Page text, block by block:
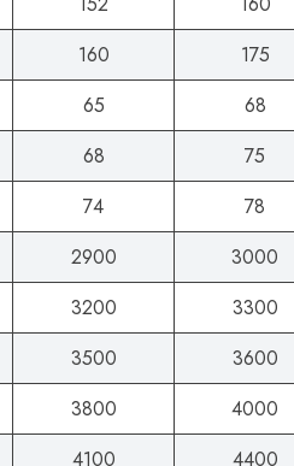
160 175
65 68
68 75
74 78
2900 3000
3200 3300
3500 3600
3800 4000
4100 4400